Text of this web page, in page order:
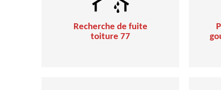
Recherche de fuite
toiture 77